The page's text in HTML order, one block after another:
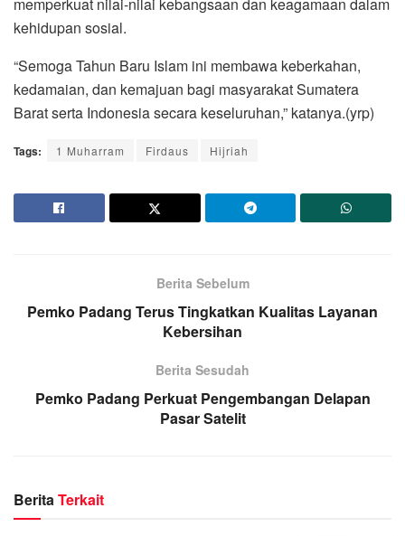
kehidupan sosial.
“Semoga Tahun Baru Islam ini membawa keberkahan,
kedamaian, dan kemajuan bagi masyarakat Sumatera
Barat serta Indonesia secara keseluruhan,” katanya.(yrp)
Tags: 1 Muharram Firdaus Hijriah
Berita Sebelum
Pemko Padang Terus Tingkatkan Kualitas Layanan
Kebersihan
Berita Sesudah
Pemko Padang Perkuat Pengembangan Delapan
Pasar Satelit
BeritaTerkait